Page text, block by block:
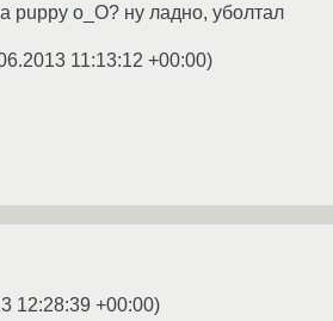
puppy o_O? ну ладно, уболтал
11:13:12 +00:00)
12:28:39 +00:00)